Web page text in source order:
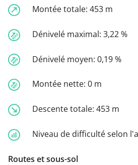
Montée totale: 453 m
Dénivelé maximal: 3,22 %
Dénivelé moyen: 0,19 %
Montée nette: 0 m
Descente totale: 453 m
Niveau de difficulté selon
Routes et sous-sol